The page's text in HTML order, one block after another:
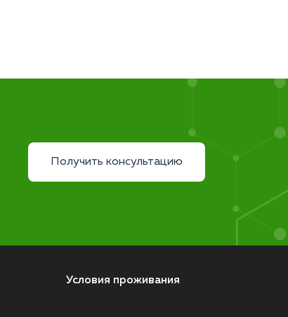
Получить консультацию
Условия проживания